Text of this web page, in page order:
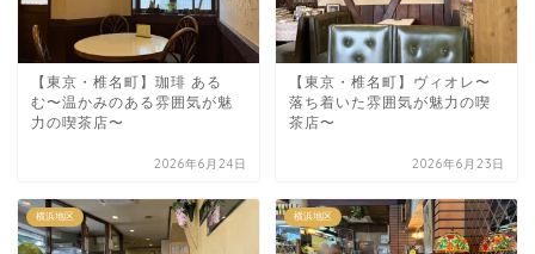
【東京・椎名町】珈琲 ある
む〜温かみのある雰囲気が魅
力の喫茶店〜
2026年6月24日
【東京・椎名町】ヴィオレ〜
落ち着いた雰囲気が魅力の喫
茶店〜
2026年6月23日
横浜地区 横浜地区